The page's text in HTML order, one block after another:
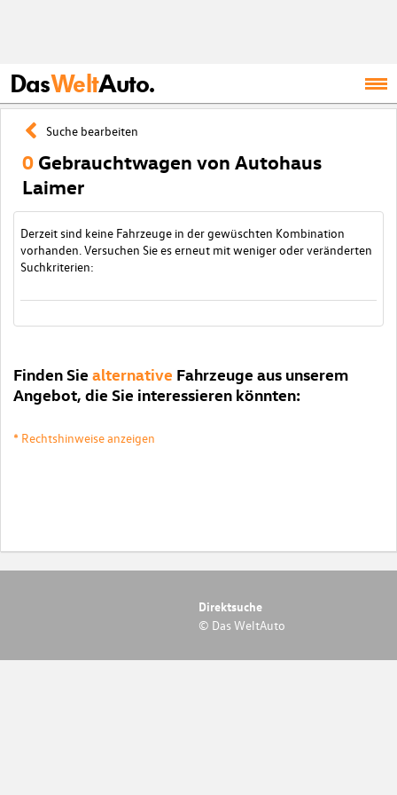
DasWeltAuto.
Suche bearbeiten
0 Gebrauchtwagen von Autohaus
Laimer
Derzeit sind keine Fahrzeuge in der gewüschten Kombination
vorhanden. Versuchen Sie es erneut mit weniger oder veränderten
Suchkriterien:
Finden Sie alternative Fahrzeuge aus unserem
Angebot, die Sie interessieren könnten:
* Rechtshinweise anzeigen
Direktsuche
© Das WeltAuto